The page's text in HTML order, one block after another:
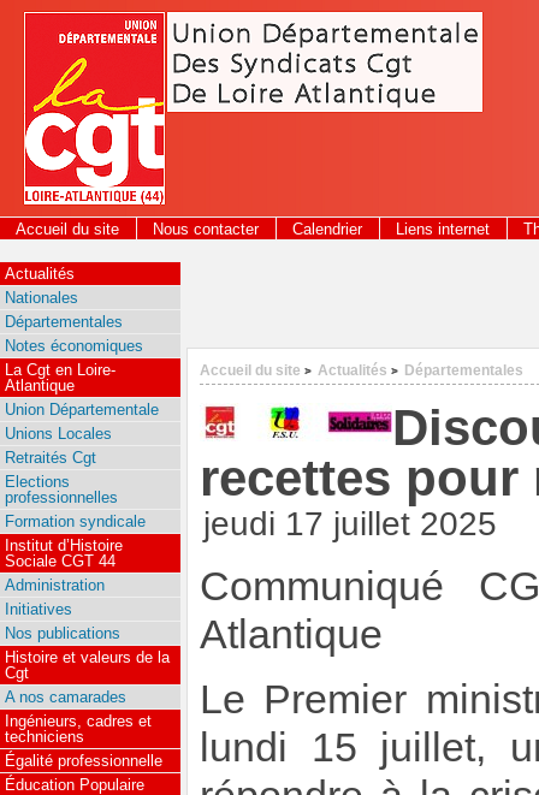
Panneau de gestion des cookies
Accueil du site Nous contacter Calendrier Liens internet
2026
Accueil du site > Actualités > Départementales
recettes pour
jeudi 17 juillet 2025
Communiqué
Atlantique
Le Premier
lundi 15 juillet,
Actualités
Nationales
Départementales
Notes économiques
La Cgt en Loire-
Atlantique
Union Départementale
Unions Locales
Retraités Cgt
Elections
professionnelles
Formation syndicale
Institut d’Histoire
Sociale CGT 44
Administration
Initiatives
Nos publications
Histoire et valeurs de la
Cgt
A nos camarades
Ingénieurs, cadres et
techniciens
Égalité professionnelle
Éducation Populaire